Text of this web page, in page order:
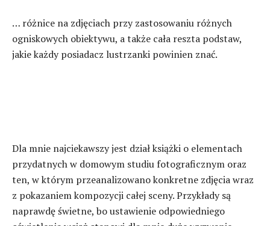
… różnice na zdjęciach przy zastosowaniu różnych
ogniskowych obiektywu, a także cała reszta podstaw,
jakie każdy posiadacz lustrzanki powinien znać.
Dla mnie najciekawszy jest dział książki o elementach
przydatnych w domowym studiu fotograficznym oraz
ten, w którym przeanalizowano konkretne zdjęcia wraz
z pokazaniem kompozycji całej sceny. Przykłady są
naprawdę świetne, bo ustawienie odpowiedniego